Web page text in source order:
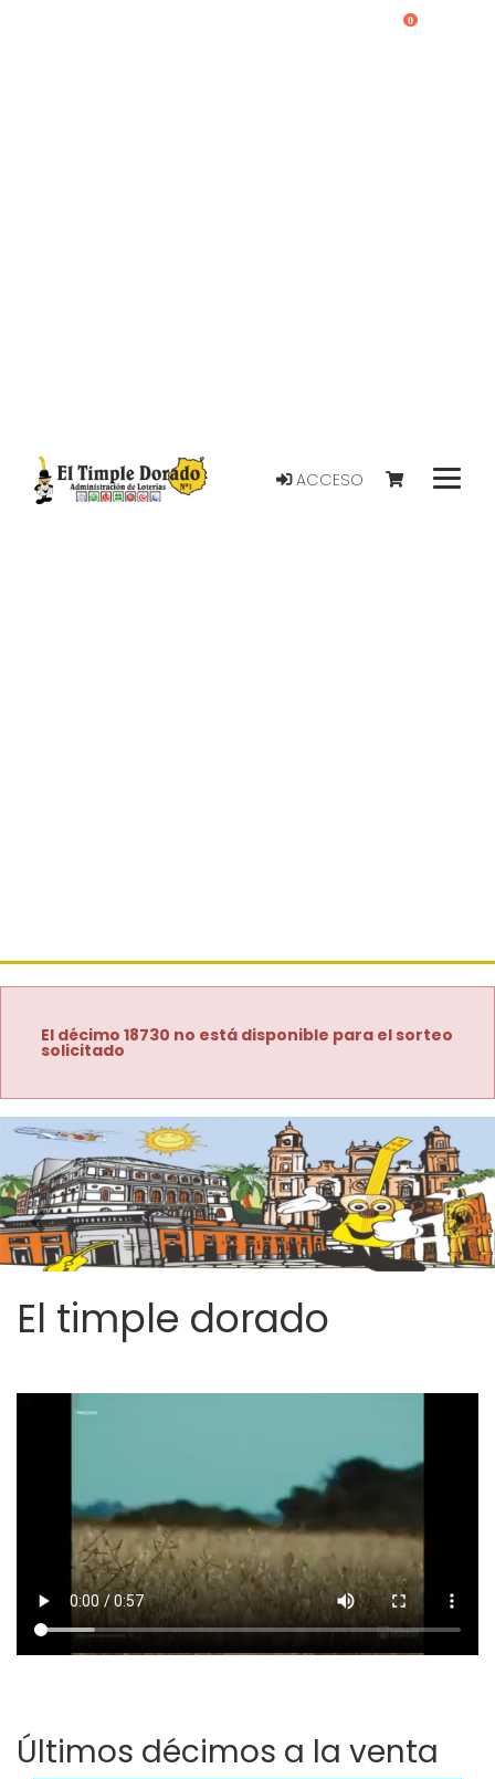
ACCESO
0
El décimo 18730 no está disponible para el sorteo
solicitado
Imagen anterior
El timple dorado
Últimos décimos a la venta